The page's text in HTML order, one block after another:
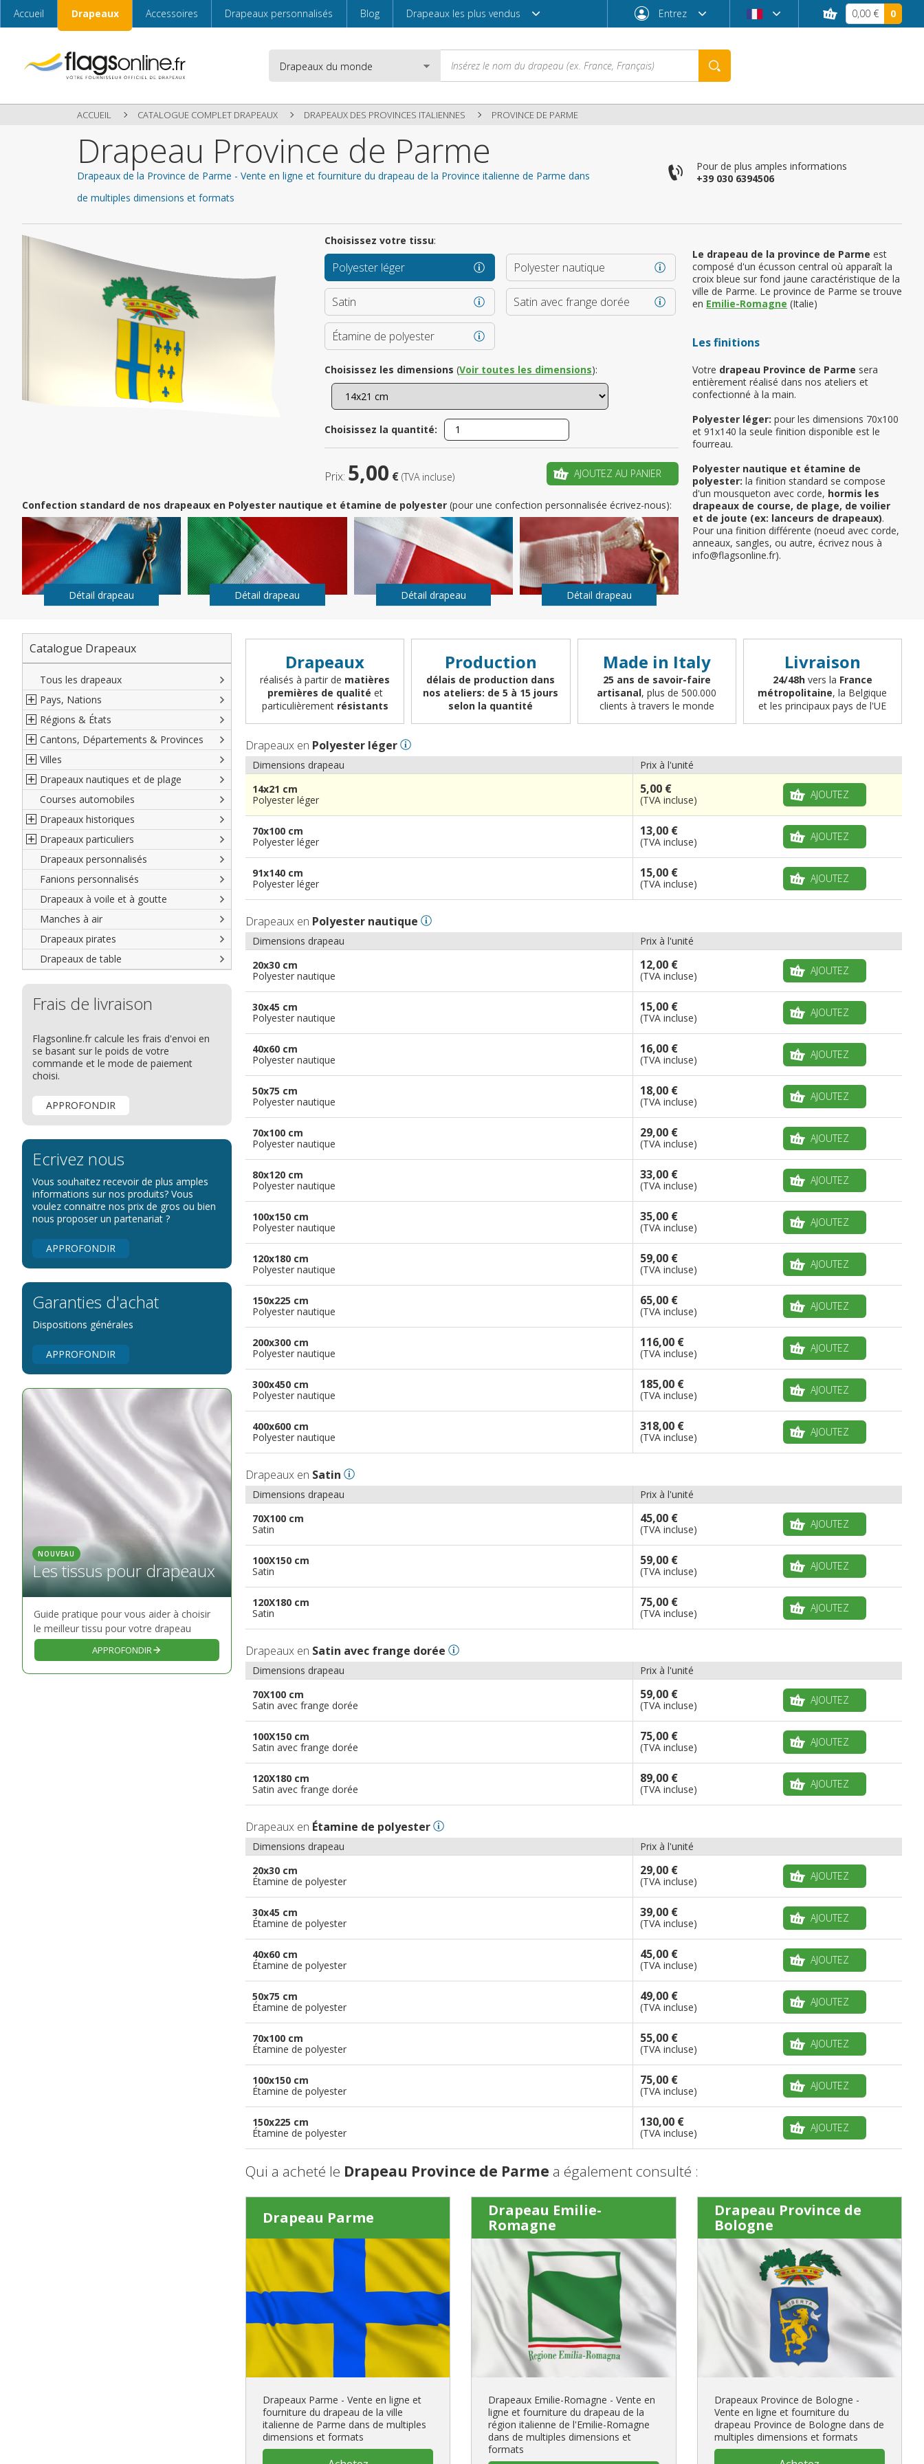
Accueil Drapeaux Accessoires Drapeaux personnalisés Blog Drapeaux les plus vendus Entrez
Email
Entrez Mot de passe oublié ?
Enregistrez vous si il s’agit de
votre première commande
CRÉER UN NOUVEAU COMPTE
0,00 € 0
ACCUEIL CATALOGUE COMPLET DRAPEAUX DRAPEAUX DES PROVINCES ITALIENNES PROVINCE DE PARME
Drapeau Province de Parme
Drapeaux de la Province de Parme - Vente en ligne et fourniture du drapeau de la Province italienne de Parme dans
de multiples dimensions et formats
Pour de plus amples informations
+39 030 6394506
Le drapeau de la province de Parme est
composé d'un écusson central où apparaît la
croix bleue sur fond jaune caractéristique de la
ville de Parme. Le province de Parme se trouve
en Emilie-Romagne (Italie)
Les finitions
Votre drapeau Province de Parme sera
entièrement réalisé dans nos ateliers et
confectionné à la main.
Polyester léger: pour les dimensions 70x100
et 91x140 la seule finition disponible est le
fourreau.
Polyester nautique et étamine de
polyester: la finition standard se compose
d'un mousqueton avec corde, hormis les
drapeaux de course, de plage, de voilier
et de joute (ex: lanceurs de drapeaux).
Pour una finition différente (noeud avec corde,
anneaux, sangles, ou autre, écrivez nous à
info@flagsonline.fr).
Choisissez votre tissu:
Polyester léger Polyester nautique
Satin Satin avec frange dorée
Étamine de polyester
Choisissez les dimensions (Voir toutes les dimensions):
Choisissez la quantité:
Prix: 5,00 € (TVA incluse) AJOUTEZ AU PANIER
Confection standard de nos drapeaux en Polyester nautique et étamine de polyester (pour une confection personnalisée écrivez-nous):
Détail drapeau Détail drapeau Détail drapeau Détail drapeau
Catalogue Drapeaux
Tous les drapeaux
Pays, Nations
Amérique du Nord
Amérique du Sud
Europe
Afrique
Asie
Océanie
Régions & États
Régions françaises
Régions allemandes
Régions autrichiennes
Régions espagnoles
Régions italiennes
Territoires canadiens
Etats U.S.A.
Régions reste du monde
Cantons, Départements & Provinces
Départements français
DOM-TOM français
Comtés anglais
Territoires britanniques d'outre mer
Provinces espagnoles
Provinces italiennes
Provinces néerlandaises
Cantons suisses
Provinces reste du monde
Villes
Villes françaises
Villes allemandes
Villes espagnoles
Villes italiennes
Villes reste du monde
Drapeaux nautiques et de plage
Marines marchandes et militaires
Code maritime international
Grand pavois
Drapeaux de plage
Drapeaux de courtoisie
Courses automobiles
Drapeaux historiques
Américains
Britanniques
Français
Italiens
Reste du monde
Drapeaux particuliers
Drapeaux diplomatiques
Drapeaux organisations
internationales
Drapeaux publicitaires
Drapeaux groupes ethniques &
nations non reconnues
Drapeaux personnalisés
Fanions personnalisés
Drapeaux à voile et à goutte
Manches à air
Drapeaux pirates
Drapeaux de table
Frais de livraison
Flagsonline.fr calcule les frais d'envoi en
se basant sur le poids de votre
commande et le mode de paiement
choisi.
APPROFONDIR
Ecrivez nous
Vous souhaitez recevoir de plus amples
informations sur nos produits? Vous
voulez connaitre nos prix de gros ou bien
nous proposer un partenariat ?
APPROFONDIR
Garanties d'achat
Dispositions générales
APPROFONDIR
NOUVEAU
Les tissus pour drapeaux
Guide pratique pour vous aider à choisir
le meilleur tissu pour votre drapeau
APPROFONDIR
Drapeaux
réalisés à partir de matières
premières de qualité et
particulièrement résistants
Production
délais de production dans
nos ateliers: de 5 à 15 jours
selon la quantité
Made in Italy
25 ans de savoir-faire
artisanal, plus de 500.000
clients à travers le monde
Livraison
24/48hvers la France
métropolitaine, la Belgique
et les principaux pays de l'UE
Drapeaux en Polyester léger
Dimensions drapeau
Prix à l'unité
14x21 cm
Polyester léger
5,00 €
(TVA incluse) AJOUTEZ
70x100 cm
Polyester léger
13,00 €
(TVA incluse) AJOUTEZ
91x140 cm
Polyester léger
15,00 €
(TVA incluse) AJOUTEZ
Drapeaux en Polyester nautique
Dimensions drapeau
Prix à l'unité
20x30 cm
Polyester nautique
12,00 €
(TVA incluse) AJOUTEZ
30x45 cm
Polyester nautique
15,00 €
(TVA incluse) AJOUTEZ
40x60 cm
Polyester nautique
16,00 €
(TVA incluse) AJOUTEZ
50x75 cm
Polyester nautique
18,00 €
(TVA incluse) AJOUTEZ
70x100 cm
Polyester nautique
29,00 €
(TVA incluse) AJOUTEZ
80x120 cm
Polyester nautique
33,00 €
(TVA incluse) AJOUTEZ
100x150 cm
Polyester nautique
35,00 €
(TVA incluse) AJOUTEZ
120x180 cm
Polyester nautique
59,00 €
(TVA incluse) AJOUTEZ
150x225 cm
Polyester nautique
65,00 €
(TVA incluse) AJOUTEZ
200x300 cm
Polyester nautique
116,00 €
(TVA incluse) AJOUTEZ
300x450 cm
Polyester nautique
185,00 €
(TVA incluse) AJOUTEZ
400x600 cm
Polyester nautique
318,00 €
(TVA incluse) AJOUTEZ
Drapeaux en Satin
Dimensions drapeau
Prix à l'unité
70X100 cm
Satin
45,00 €
(TVA incluse) AJOUTEZ
100X150 cm
Satin
59,00 €
(TVA incluse) AJOUTEZ
120X180 cm
Satin
75,00 €
(TVA incluse) AJOUTEZ
Drapeaux en Satin avec frange dorée
Dimensions drapeau
Prix à l'unité
70X100 cm
Satin avec frange dorée
59,00 €
(TVA incluse) AJOUTEZ
100X150 cm
Satin avec frange dorée
75,00 €
(TVA incluse) AJOUTEZ
120X180 cm
Satin avec frange dorée
89,00 €
(TVA incluse) AJOUTEZ
Drapeaux en Étamine de polyester
Dimensions drapeau
Prix à l'unité
20x30 cm
Étamine de polyester
29,00 €
(TVA incluse) AJOUTEZ
30x45 cm
Étamine de polyester
39,00 €
(TVA incluse) AJOUTEZ
40x60 cm
Étamine de polyester
45,00 €
(TVA incluse) AJOUTEZ
50x75 cm
Étamine de polyester
49,00 €
(TVA incluse) AJOUTEZ
70x100 cm
Étamine de polyester
55,00 €
(TVA incluse) AJOUTEZ
100x150 cm
Étamine de polyester
75,00 €
(TVA incluse) AJOUTEZ
150x225 cm
Étamine de polyester
130,00 €
(TVA incluse) AJOUTEZ
Qui a acheté le Drapeau Province de Parme a également consulté :
Drapeau Parme
Drapeaux Parme - Vente en ligne et
fourniture du drapeau de la ville
italienne de Parme dans de multiples
dimensions et formats
Drapeau Emilie-
Romagne
Drapeaux Emilie-Romagne - Vente en
ligne et fourniture du drapeau de la
région italienne de l'Emilie-Romagne
dans de multiples dimensions et
formats
Drapeau Province de
Bologne
Drapeaux Province de Bologne -
Vente en ligne et fourniture du
drapeau Province de Bologne dans de
multiples dimensions et formats